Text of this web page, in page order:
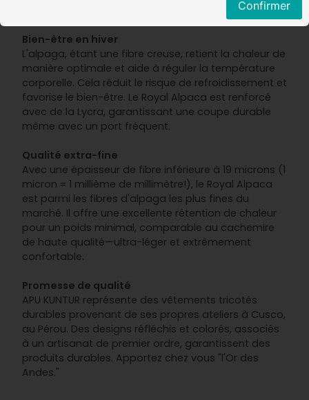
Bien-être en hiver
L'alpaga, étant une fibre creuse, retient la chaleur de
manière optimale et aide à réguler la température
corporelle. Cela réduit le risque de refroidissement et
favorise le bien-être. Le Royal Alpaca est renforcé
avec de la Lycra, garantissant une coupe durable
même avec un port fréquent.
Qualité extra-fine
Avec une épaisseur de fibre inférieure à 19 microns (1
micron = 1 millième de millimètre!), le Royal Alpaca
est parmi les fibres d'alpaga les plus fines du
marché. Il offre une excellente rétention de chaleur
pour un poids minimal, comparable au cachemire
de haute qualité—ultra-léger et extrêmement
confortable.
Promesse de qualité
APU KUNTUR représente des vêtements tricotés
durables provenant de ses propres ateliers à Cusco,
au Pérou. Des designs réfléchis et colorés, associés
à un artisanat de premier ordre, garantissent des
produits durables. Apportez chez vous "l'Or des
Andes."
Confirmer